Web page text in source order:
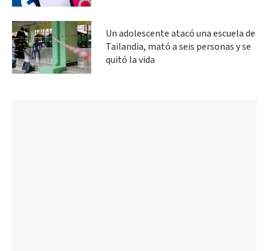
Un adolescente atacó una escuela de
Tailandia, mató a seis personas y se
quitó la vida